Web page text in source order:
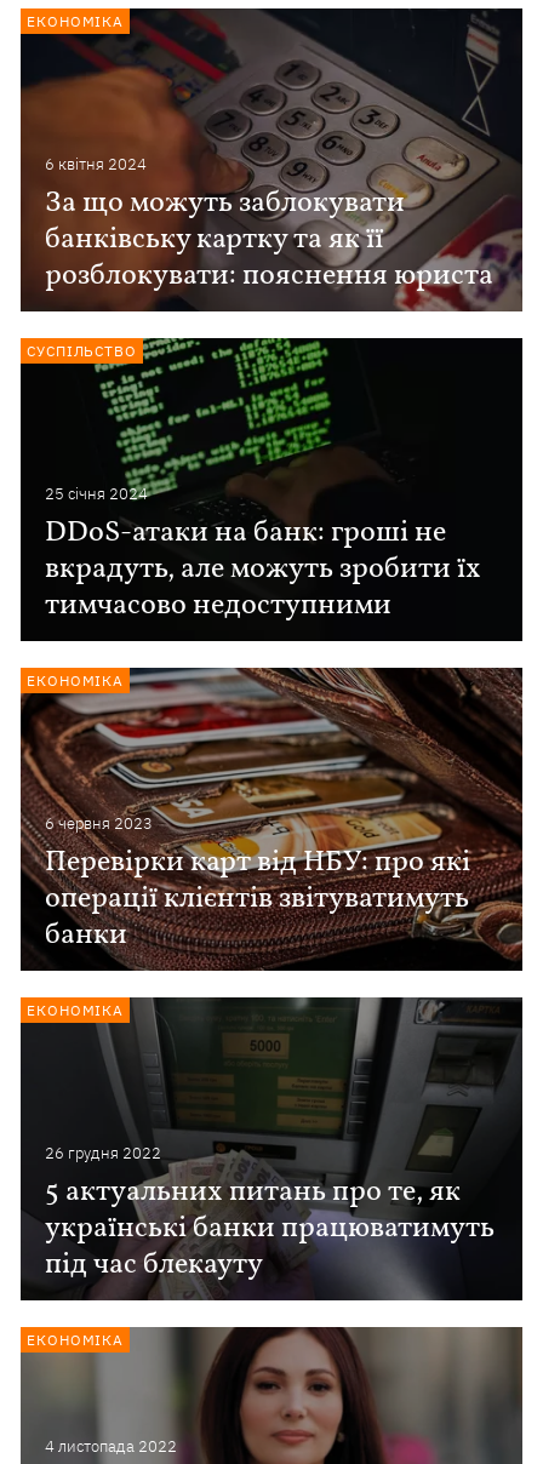
6 квiтня 2024
За що можуть заблокувати
банківську картку та як її
розблокувати: пояснення юриста
ЕКОНОМІКА
25 сiчня 2024
DDoS-атаки на банк: гроші не
вкрадуть, але можуть зробити їх
тимчасово недоступними
СУСПІЛЬСТВО
6 червня 2023
Перевірки карт від НБУ: про які
операції клієнтів звітуватимуть
банки
ЕКОНОМІКА
26 грудня 2022
5 актуальних питань про те, як
українські банки працюватимуть
під час блекауту
ЕКОНОМІКА
4 листопада 2022
ЕКОНОМІКА